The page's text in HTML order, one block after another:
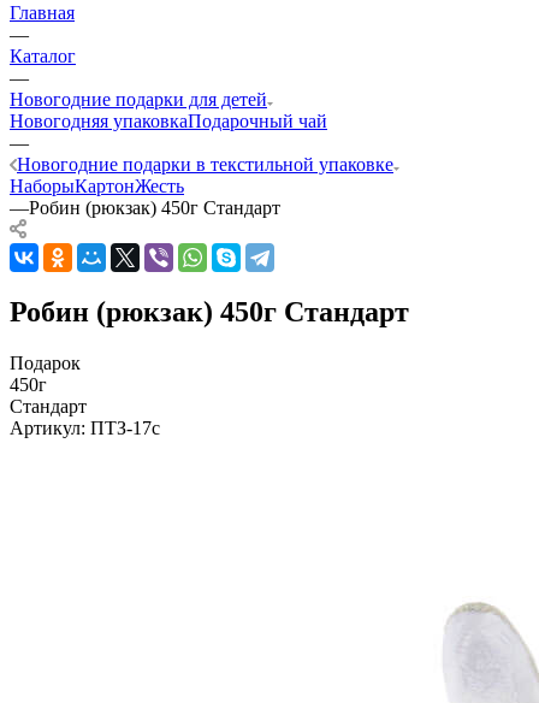
Главная
—
Каталог
—
Новогодние подарки для детей
Новогодняя упаковкаПодарочный чай
—
Новогодние подарки в текстильной упаковке
НаборыКартонЖесть
—Робин (рюкзак) 450г Стандарт
Робин (рюкзак) 450г Стандарт
Подарок
450г
Стандарт
Артикул: ПТЗ-17с